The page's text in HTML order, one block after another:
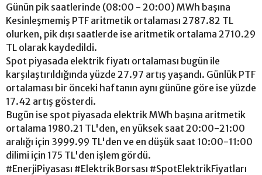
Günün pik saatlerinde (08:00 - 20:00) MWh başına
Kesinleşmemiş PTF aritmetik ortalaması 2787.82 TL
olurken, pik dışı saatlerde ise aritmetik ortalama 2710.29
TL olarak kaydedildi.
Spot piyasada elektrik fiyatı ortalaması bugün ile
karşılaştırıldığında yüzde 27.97 artış yaşandı. Günlük PTF
ortalaması bir önceki haftanın aynı gününe göre ise yüzde
17.42 artış gösterdi.
Bugün ise spot piyasada elektrik MWh başına aritmetik
ortalama 1980.21 TL'den, en yüksek saat 20:00-21:00
aralığı için 3999.99 TL'den ve en düşük saat 10:00-11:00
dilimi için 175 TL'den işlem gördü.
#EnerjiPiyasası #ElektrikBorsası #SpotElektrikFiyatları